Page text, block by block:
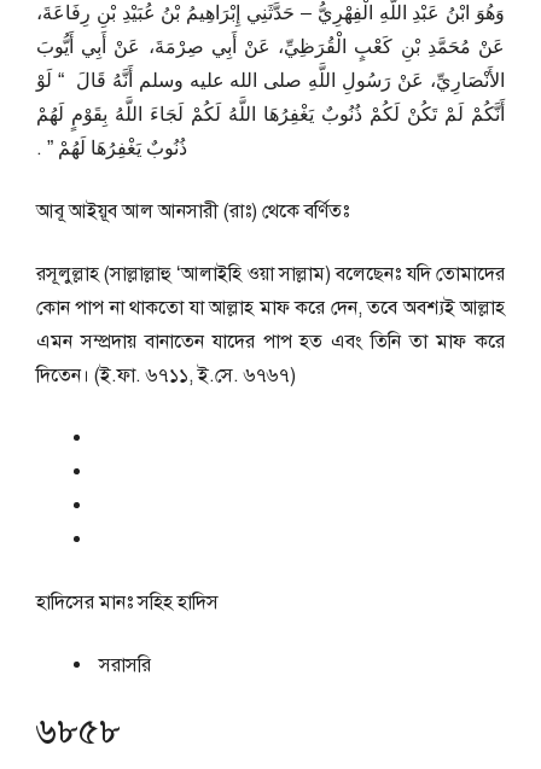
وَهُوَ ابْنُ عَبْدِ اللَّهِ الْفِهْرِيُّ – حَدَّثَنِي إِبْرَاهِيمُ بْنُ عُبَيْدِ بْنِ رِفَاعَةَ،
عَنْ مُحَمَّدِ بْنِ كَعْبٍ الْقُرَظِيِّ، عَنْ أَبِي صِرْمَةَ، عَنْ أَبِي أَيُّوبَ
الأَنْصَارِيِّ، عَنْ رَسُولِ اللَّهِ صلى الله عليه وسلم أَنَّهُ قَالَ ‏ “‏ لَوْ
أَنَّكُمْ لَمْ تَكُنْ لَكُمْ ذُنُوبٌ يَغْفِرُهَا اللَّهُ لَكُمْ لَجَاءَ اللَّهُ بِقَوْمٍ لَهُمْ
ذُنُوبٌ يَغْفِرُهَا لَهُمْ ‏”‏ ‏.‏
আবূ আইয়ূব আল আনসারী (রাঃ) থেকে বর্ণিতঃ
রসূলুল্লাহ (সাল্লাল্লাহু ‘আলাইহি ওয়া সাল্লাম) বলেছেনঃ যদি তোমাদের
কোন পাপ না থাকতো যা আল্লাহ মাফ করে দেন, তবে অবশ্যই আল্লাহ
এমন সম্প্রদায় বানাতেন যাদের পাপ হত এবং তিনি তা মাফ করে
দিতেন। (ই.ফা. ৬৭১১, ই.সে. ৬৭৬৭)
হাদিসের মানঃসহিহ হাদিস
সরাসরি
৬৮৫৮